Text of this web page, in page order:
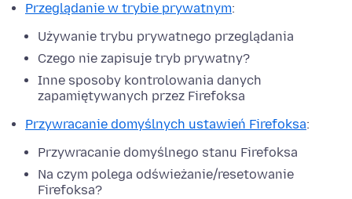
Przeglądanie w trybie prywatnym:
Używanie trybu prywatnego przeglądania
Czego nie zapisuje tryb prywatny?
Inne sposoby kontrolowania danych
zapamiętywanych przez Firefoksa
Przywracanie domyślnych ustawień Firefoksa:
Przywracanie domyślnego stanu Firefoksa
Na czym polega odświeżanie/resetowanie
Firefoksa?